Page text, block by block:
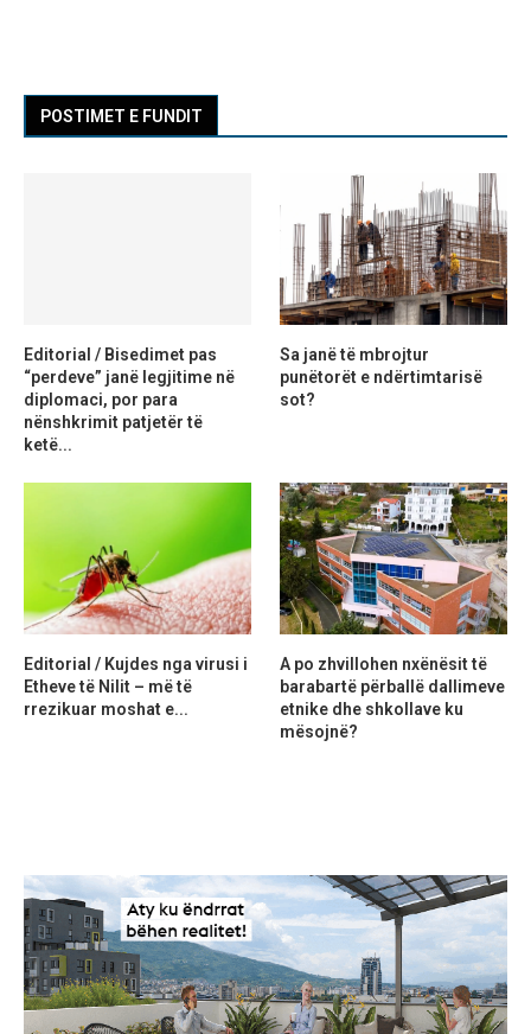
POSTIMET E FUNDIT
Editorial / Bisedimet pas
“perdeve” janë legjitime në
diplomaci, por para
nënshkrimit patjetër të
ketë...
Sa janë të mbrojtur
punëtorët e ndërtimtarisë
sot?
Editorial / Kujdes nga virusi i
Etheve të Nilit – më të
rrezikuar moshat e...
A po zhvillohen nxënësit të
barabartë përballë dallimeve
etnike dhe shkollave ku
mësojnë?